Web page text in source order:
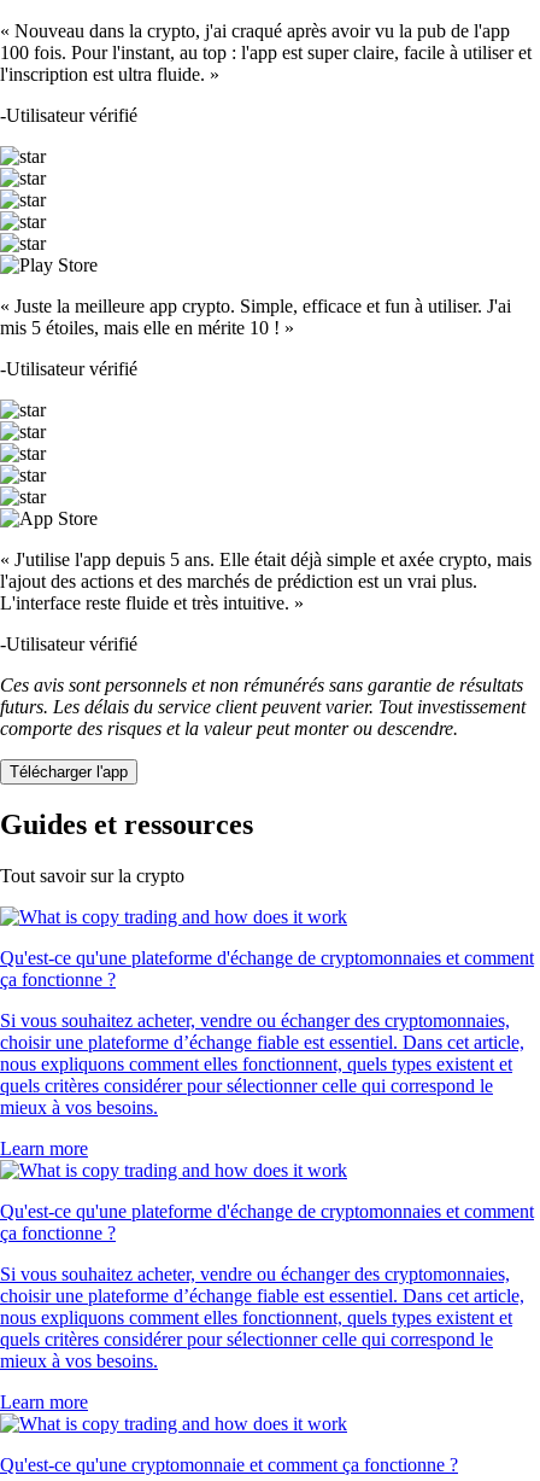
« Nouveau dans la crypto, j'ai craqué après avoir vu la pub de l'app
100 fois. Pour l'instant, au top : l'app est super claire, facile à utiliser et
l'inscription est ultra fluide. »
-Utilisateur vérifié
« Juste la meilleure app crypto. Simple, efficace et fun à utiliser. J'ai
mis 5 étoiles, mais elle en mérite 10 ! »
-Utilisateur vérifié
« J'utilise l'app depuis 5 ans. Elle était déjà simple et axée crypto, mais
l'ajout des actions et des marchés de prédiction est un vrai plus.
L'interface reste fluide et très intuitive. »
-Utilisateur vérifié
Ces avis sont personnels et non rémunérés sans garantie de résultats
futurs. Les délais du service client peuvent varier. Tout investissement
comporte des risques et la valeur peut monter ou descendre.
Télécharger l'app
Guides et ressources
Tout savoir sur la crypto
Qu'est-ce qu'une plateforme d'échange de cryptomonnaies et comment
ça fonctionne ?
Si vous souhaitez acheter, vendre ou échanger des cryptomonnaies,
choisir une plateforme d’échange fiable est essentiel. Dans cet article,
nous expliquons comment elles fonctionnent, quels types existent et
quels critères considérer pour sélectionner celle qui correspond le
mieux à vos besoins.
Learn more
Qu'est-ce qu'une plateforme d'échange de cryptomonnaies et comment
ça fonctionne ?
Si vous souhaitez acheter, vendre ou échanger des cryptomonnaies,
choisir une plateforme d’échange fiable est essentiel. Dans cet article,
nous expliquons comment elles fonctionnent, quels types existent et
quels critères considérer pour sélectionner celle qui correspond le
mieux à vos besoins.
Learn more
Qu'est-ce qu'une cryptomonnaie et comment ça fonctionne ?